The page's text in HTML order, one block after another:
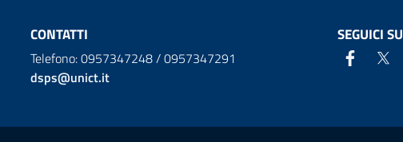
CONTATTI
Telefono: 0957347248 / 0957347291
dsps@unict.it
SEGUICI SU